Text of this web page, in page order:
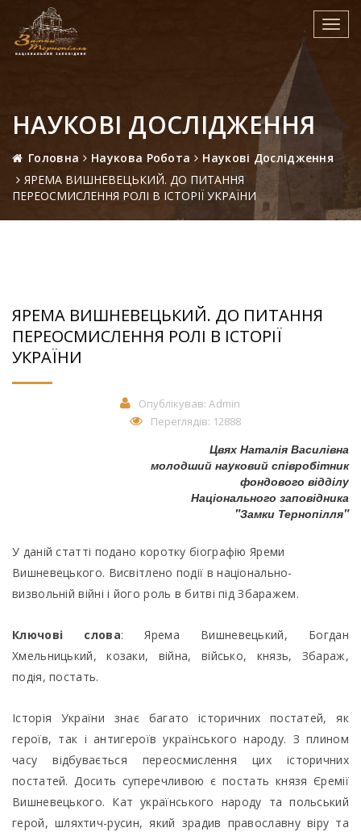
НАУКОВІ ДОСЛІДЖЕННЯ
Головна Наукова Робота
Наукові Дослідження
ЯРЕМА ВИШНЕВЕЦЬКИЙ. ДО ПИТАННЯ
ПЕРЕОСМИСЛЕННЯ РОЛІ В ІСТОРІЇ УКРАЇНИ
ЯРЕМА ВИШНЕВЕЦЬКИЙ. ДО ПИТАННЯ
ПЕРЕОСМИСЛЕННЯ РОЛІ В ІСТОРІЇ
УКРАЇНИ
Опублікував:Admin
Переглядів: 12888
Цвях Наталія Василівна
молодший науковий співробітник
фондового відділу
Національного заповідника
"Замки Тернопілля"
У даній статті подано коротку біографію Яреми
Вишневецького. Висвітлено події в національно-
визвольній війні і його роль в битві під Збаражем.
Ключові слова: Ярема Вишневецький, Богдан
Хмельницький, козаки, війна, військо, князь, Збараж,
подія, постать.
Історія України знає багато історичних постатей, як
героїв, так і антигероїв українського народу. З плином
часу відбувається переосмислення цих історичних
постатей. Досить суперечливою є постать князя Єремії
Вишневецького. Кат українського народу та польський
герой, шляхтич-русин, який зрадив православну віру та